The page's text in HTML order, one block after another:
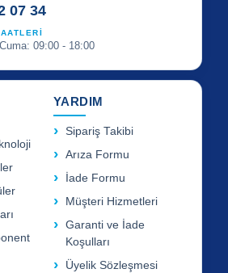
07 34
09:00 - 18:00
YARDIM
Sipariş Takibi
Arıza Formu
İade Formu
Müşteri Hizmetleri
Garanti ve İade
Koşulları
Üyelik Sözleşmesi